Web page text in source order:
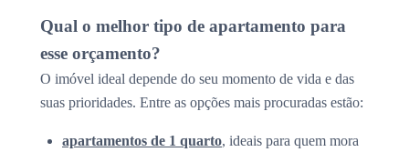
Qual o melhor tipo de apartamento para
esse orçamento?
O imóvel ideal depende do seu momento de vida e das
suas prioridades. Entre as opções mais procuradas estão:
apartamentos de 1 quarto, ideais para quem mora